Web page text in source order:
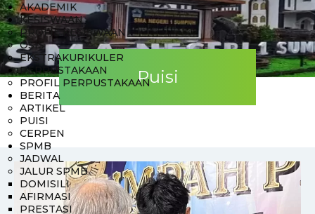
AKADEMIK
KESISWAAN
PROFIL KESISWAAN
OSIS
EKSTRAKURIKULER
PERPUSTAKAAN
PROFIL PERPUSTAKAAN
BERITA
ARTIKEL
PUISI
CERPEN
SPMB
JADWAL
JALUR SPMB
DOMISILI
AFIRMASI
PRESTASI
Puisi